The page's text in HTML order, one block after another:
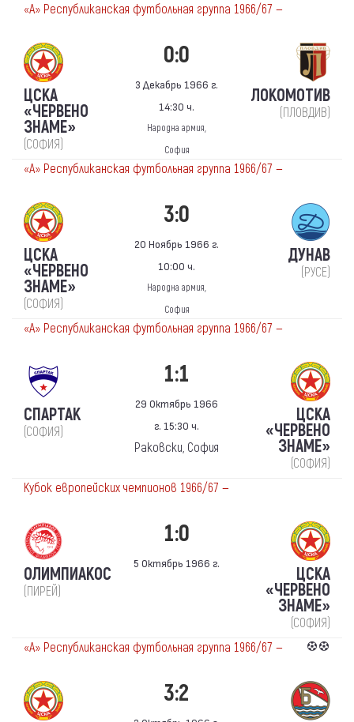
«А» Республиканская футбольная группа 1966/67 —
ЦСКА
«ЧЕРВЕНО
ЗНАМЕ»
(СОФИЯ)
0:0
3 Декабрь 1966 г.
14:30 ч.
Народна армия,
София
ЛОКОМОТИВ
(ПЛОВДИВ)
«А» Республиканская футбольная группа 1966/67 —
ЦСКА
«ЧЕРВЕНО
ЗНАМЕ»
(СОФИЯ)
3:0
20 Ноябрь 1966 г.
10:00 ч.
Народна армия,
София
ДУНАВ
(РУСЕ)
«А» Республиканская футбольная группа 1966/67 —
СПАРТАК
(СОФИЯ)
1:1
29 Октябрь 1966
г. 15:30 ч.
Раковски, София
ЦСКА
«ЧЕРВЕНО
ЗНАМЕ»
(СОФИЯ)
Кубок европейских чемпионов 1966/67 —
ОЛИМПИАКОС
(ПИРЕЙ)
1:0
5 Октябрь 1966 г.
ЦСКА
«ЧЕРВЕНО
ЗНАМЕ»
(СОФИЯ)
«А» Республиканская футбольная группа 1966/67 —
3:2